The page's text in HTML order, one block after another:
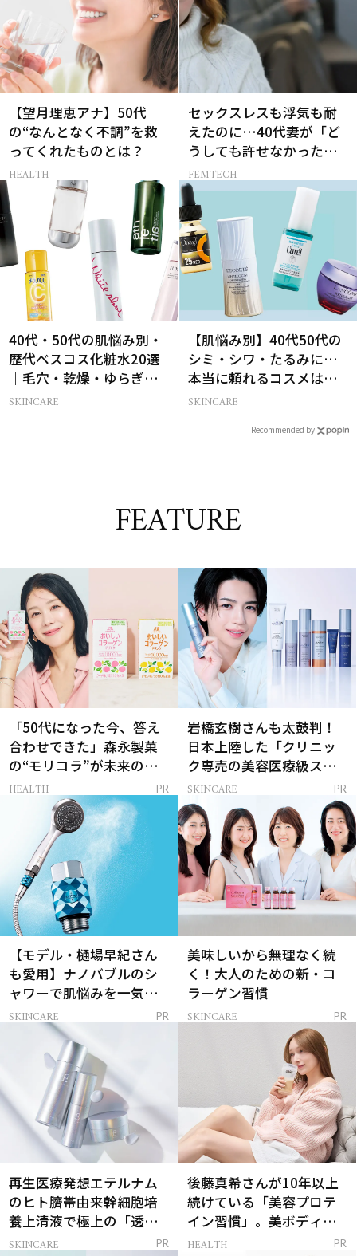
【望月理恵アナ】50代
の“なんとなく不調”を救
ってくれたものとは？
HEALTH
セックスレスも浮気も耐
えたのに…40代妻が「ど
うしても許せなかった」
夫の一言
FEMTECH
40代・50代の肌悩み別・
歴代ベスコス化粧水20選
｜毛穴・乾燥・ゆらぎな
ど
SKINCARE
【肌悩み別】40代50代の
シミ・シワ・たるみに…
本当に頼れるコスメは？
ベスコス受賞スキンケア
SKINCARE
Recommended by
FEATURE
「50代になった今、答え
合わせできた」森永製菓
の“モリコラ”が未来のキ
レイを連れてくる！
HEALTH PR
岩橋玄樹さんも太鼓判！
日本上陸した「クリニッ
ク専売の美容医療級スキ
ンケア」
SKINCARE PR
【モデル・樋場早紀さん
も愛用】ナノバブルのシ
ャワーで肌悩みを一気に
解決
SKINCARE PR
美味しいから無理なく続
く！大人のための新・コ
ラーゲン習慣
SKINCARE PR
再生医療発想エテルナム
のヒト臍帯由来幹細胞培
養上清液で極上の「透明
感ハリ肌」へ
SKINCARE PR
後藤真希さんが10年以上
続けている「美容プロテ
イン習慣」。美ボディを
支える朝ルーティンと
HEALTH PR